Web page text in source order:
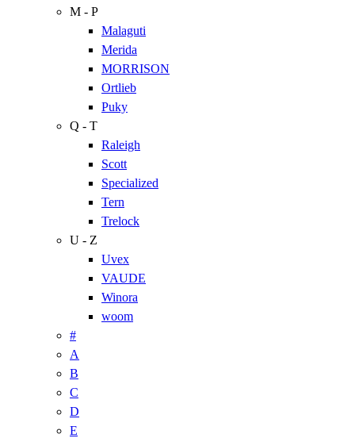
M - P
Malaguti
Merida
MORRISON
Ortlieb
Puky
Q - T
Raleigh
Scott
Specialized
Tern
Trelock
U - Z
Uvex
VAUDE
Winora
woom
#
A
B
C
D
E